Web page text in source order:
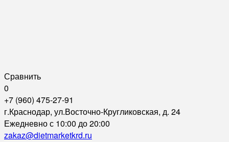
Сравнить
0
+7 (960) 475-27-91
г.Краснодар, ул.Восточно-Кругликовская, д. 24
Ежедневно с 10:00 до 20:00
zakaz@dietmarketkrd.ru